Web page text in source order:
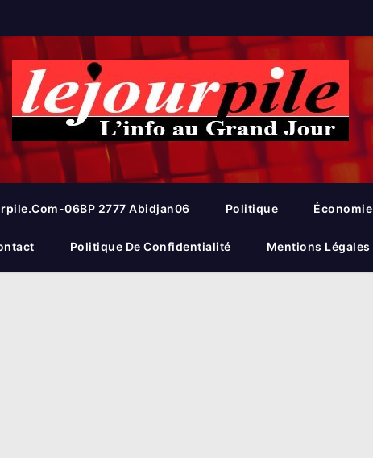
06BP 2777 Abidjan06 Politique Économie
Politique De Confidentialité Mentions Légales